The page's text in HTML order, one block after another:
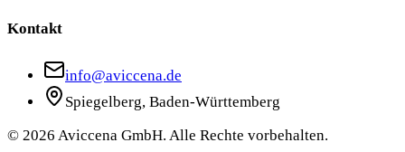
Kontakt
info@aviccena.de
Spiegelberg, Baden-Württemberg
© 2026 Aviccena GmbH. Alle Rechte vorbehalten.